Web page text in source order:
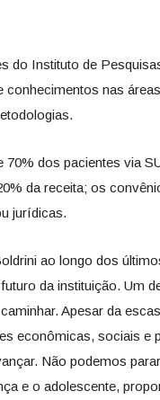
do Instituto de
conhecimentos nas
70% dos pacientes via
da receita; os
jurídicas.
ao longo dos
da instituição. Um
Apesar da
econômicas, sociais e
Não podemos
e o adolescente,